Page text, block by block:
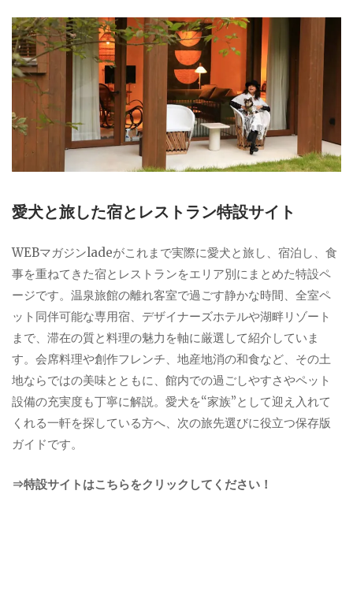
愛犬と旅した宿とレストラン特設サイト
WEBマガジンladeがこれまで実際に愛犬と旅し、宿泊し、食
事を重ねてきた宿とレストランをエリア別にまとめた特設ペ
ージです。温泉旅館の離れ客室で過ごす静かな時間、全室ペ
ット同伴可能な専用宿、デザイナーズホテルや湖畔リゾート
まで、滞在の質と料理の魅力を軸に厳選して紹介していま
す。会席料理や創作フレンチ、地産地消の和食など、その土
地ならではの美味とともに、館内での過ごしやすさやペット
設備の充実度も丁寧に解説。愛犬を“家族”として迎え入れて
くれる一軒を探している方へ、次の旅先選びに役立つ保存版
ガイドです。
⇒特設サイトはこちらをクリックしてください！